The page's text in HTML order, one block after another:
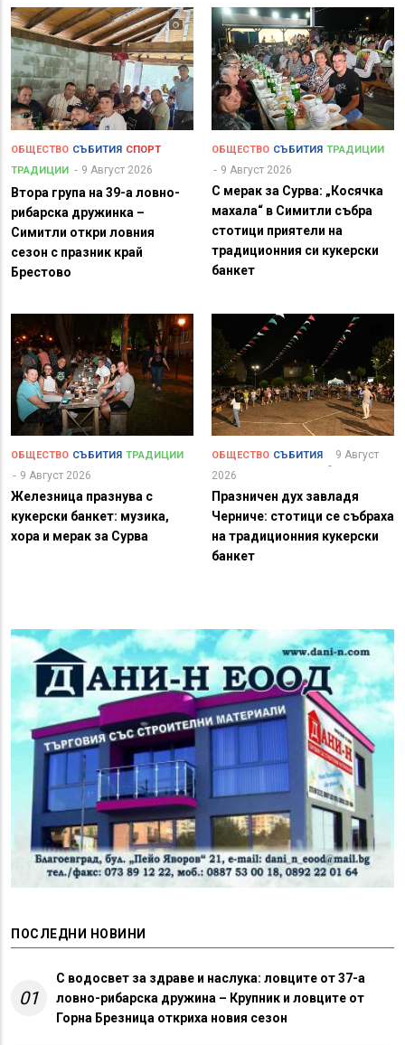
ОБЩЕСТВО СЪБИТИЯ СПОРТ
ТРАДИЦИИ
9 Август 2026
Втора група на 39-а ловно-
рибарска дружинка –
Симитли откри ловния
сезон с празник край
Брестово
ОБЩЕСТВО СЪБИТИЯ ТРАДИЦИИ
9 Август 2026
С мерак за Сурва: „Косячка
махала“ в Симитли събра
стотици приятели на
традиционния си кукерски
банкет
ОБЩЕСТВО СЪБИТИЯ ТРАДИЦИИ
9 Август 2026
Железница празнува с
кукерски банкет: музика,
хора и мерак за Сурва
ОБЩЕСТВО СЪБИТИЯ
9 Август
2026
Празничен дух завладя
Черниче: стотици се събраха
на традиционния кукерски
банкет
ПОСЛЕДНИ НОВИНИ
01
С водосвет за здраве и наслука: ловците от 37-а
ловно-рибарска дружина – Крупник и ловците от
Горна Брезница откриха новия сезон